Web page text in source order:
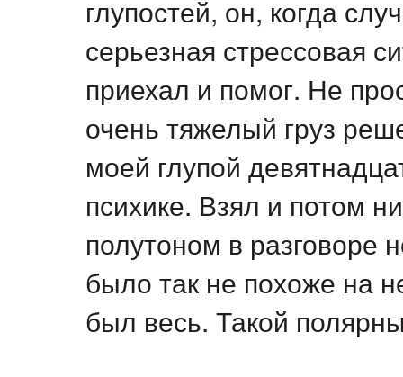
глупостей, он, когда
серьезная стрессовая
приехал и помог. Не
очень тяжелый груз
моей глупой
психике. Взял и потом
полутоном в разговоре
было так не похоже на
был весь. Такой